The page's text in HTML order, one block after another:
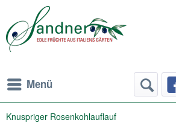
Menü
Knuspriger Rosenkohlauflauf